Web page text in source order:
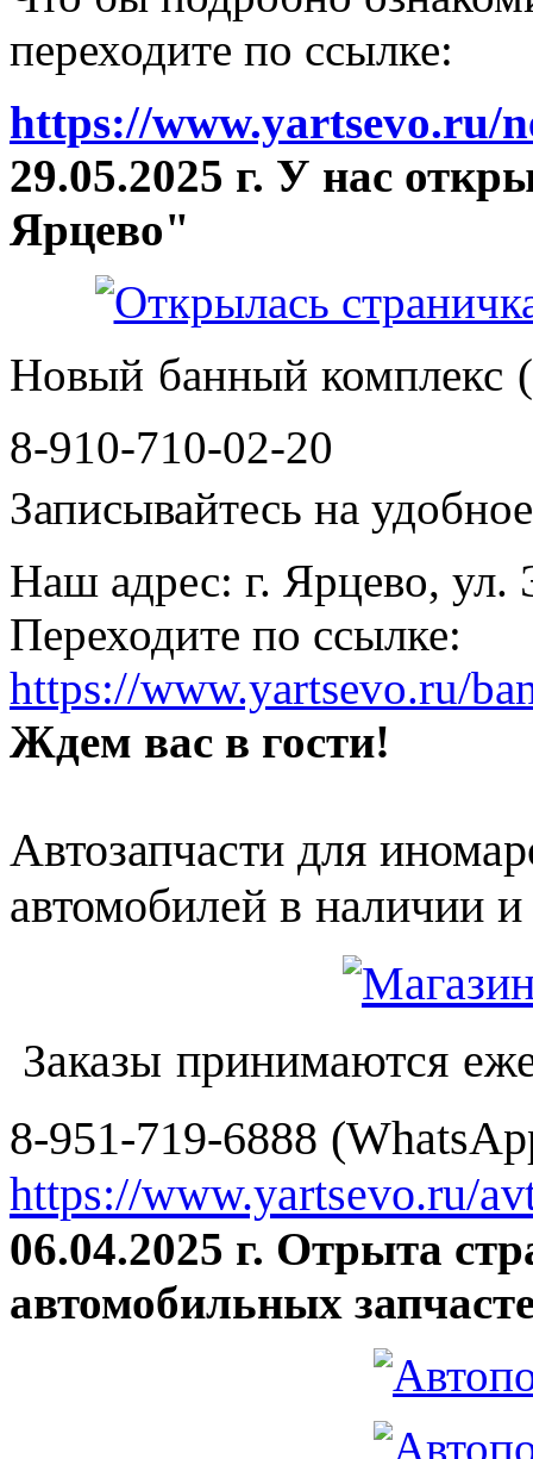
переходите по ссылке:
https://www.yartsevo.ru/
29.05.2025 г. У нас
Ярцево"
Новый банный комплекс
8-910-710-02-20
Записывайтесь на
Наш адрес: г. Ярцево, ул.
Переходите по ссылке:
https://www.yartsevo.ru/
Ждем вас в гости!
Автозапчасти для
автомобилей в наличии и
Заказы принимаются
8-951-719-6888
https://www.yartsevo.ru/
06.04.2025 г. Отрыта
автомобильных